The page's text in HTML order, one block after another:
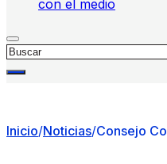
con el medio
Buscar
Inicio/Noticias/Consejo